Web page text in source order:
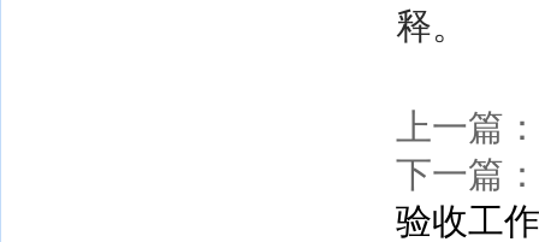
释。
上一篇：
下一篇：
验收工